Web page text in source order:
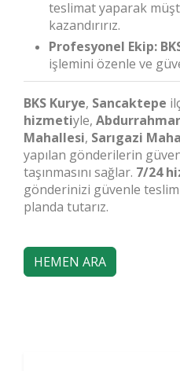
teslimat yaparak
kazandırırız.
Profesyonel Ekip:
işlemini özenle ve
BKS Kurye, Sancaktepe
hizmetiyle,
Mahallesi, Sarıgazi
yapılan gönderilerin
taşınmasını sağlar. 7/24
gönderinizi güvenle
planda tutarız.
HEMEN ARA